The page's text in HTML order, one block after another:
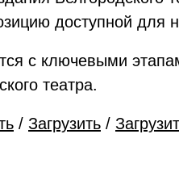
доступной для
с ключевыми
театра.
/ Загрузить /